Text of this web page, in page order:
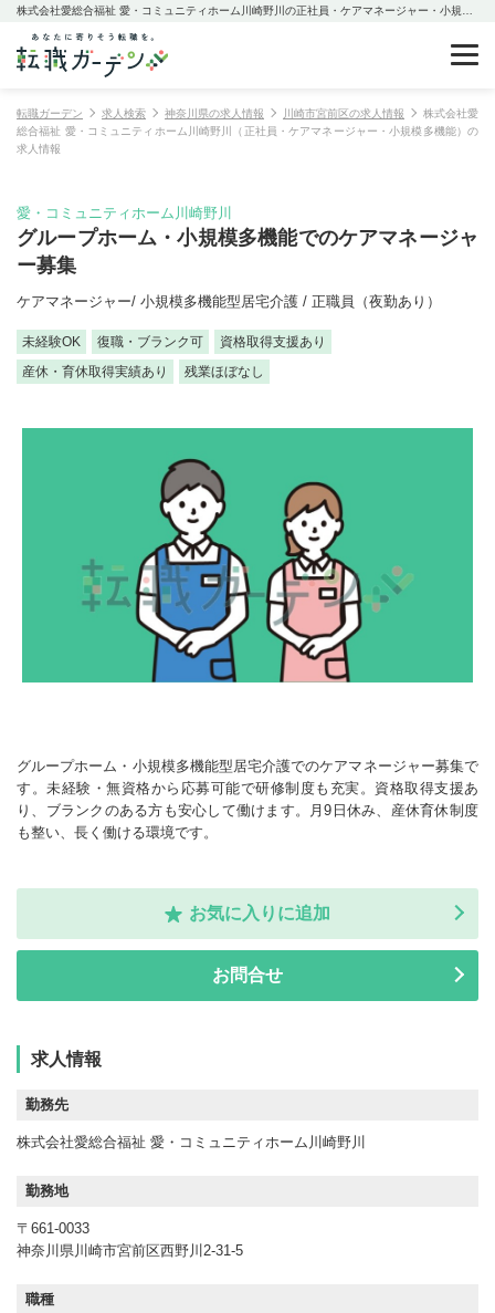
転職ガーデン 求人検索 神奈川県の求人情報 川崎市宮前区の求人情報
株式会社愛
総合福祉 愛・コミュニティホーム川崎野川（正社員・ケアマネージャー・小規模多機能）の
求人情報
愛・コミュニティホーム川崎野川
グループホーム・小規模多機能でのケアマネージャ
ー募集
ケアマネージャー/ 小規模多機能型居宅介護 / 正職員（夜勤あり）
未経験OK 復職・ブランク可
資格取得支援あり
産休・育休取得実績あり
残業ほぼなし
グループホーム・小規模多機能型居宅介護でのケアマネージャー募集で
す。未経験・無資格から応募可能で研修制度も充実。資格取得支援あ
り、ブランクのある方も安心して働けます。月9日休み、産休育休制度
も整い、長く働ける環境です。
お気に入りに追加
お問合せ
求人情報
勤務先
株式会社愛総合福祉 愛・コミュニティホーム川崎野川
勤務地
〒661-0033
神奈川県川崎市宮前区西野川2-31-5
職種